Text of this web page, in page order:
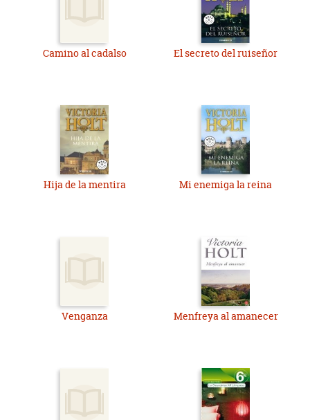
Camino al cadalso El secreto del ruiseñor
Hija de la mentira Mi enemiga la reina
Venganza Menfreya al amanecer